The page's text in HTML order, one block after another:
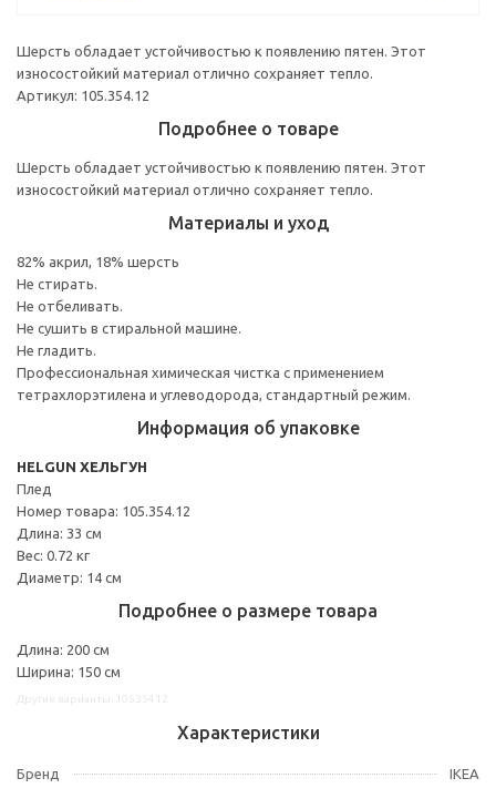
Шерсть обладает устойчивостью к появлению пятен. Этот
износостойкий материал отлично сохраняет тепло.
Артикул: 105.354.12
Подробнее о товаре
Шерсть обладает устойчивостью к появлению пятен. Этот
износостойкий материал отлично сохраняет тепло.
Материалы и уход
82% акрил, 18% шерсть
Не стирать.
Не отбеливать.
Не сушить в стиральной машине.
Не гладить.
Профессиональная химическая чистка с применением
тетрахлорэтилена и углеводорода, стандартный режим.
Информация об упаковке
HELGUN ХЕЛЬГУН
Плед
Номер товара: 105.354.12
Длина: 33 см
Вес: 0.72 кг
Диаметр: 14 см
Подробнее о размере товара
Длина: 200 см
Ширина: 150 см
Характеристики
Бренд IKEA